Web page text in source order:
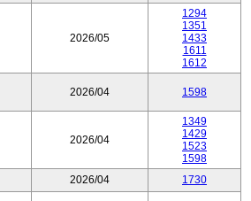
2026/05
1294
1351
1433
1611
1612
2026/04 1598
2026/04
1349
1429
1523
1598
2026/04 1730